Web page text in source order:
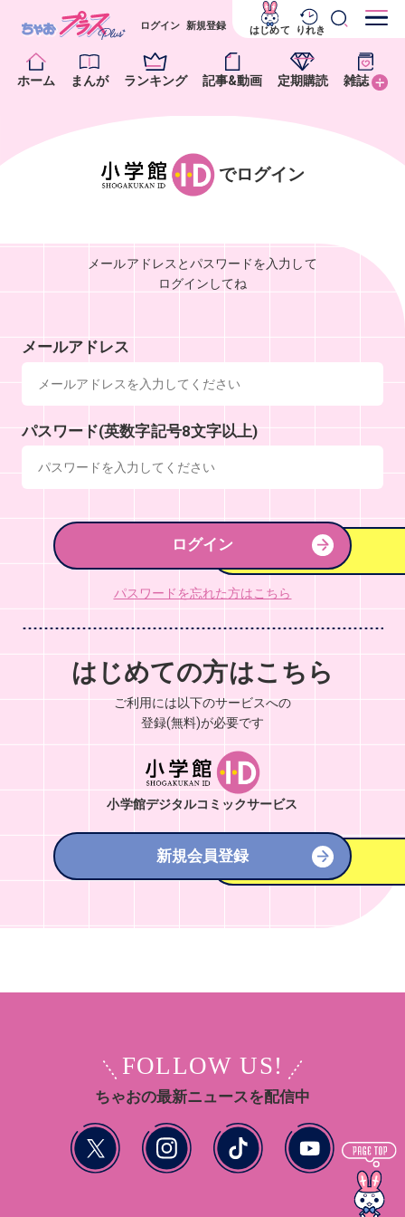
ホーム まんが ランキング 記事&動画 定期購読 雑誌
ログイン 新規登録 はじめて りれき
でログイン
メールアドレスとパスワードを入力して
ログインしてね
メールアドレス
パスワード(英数字記号8文字以上)
ログイン
パスワードを忘れた方はこちら
はじめての方はこちら
ご利用には以下のサービスへの
登録(無料)が必要です
小学館デジタルコミックサービス
新規会員登録
FOLLOW US!
ちゃおの最新ニュースを配信中